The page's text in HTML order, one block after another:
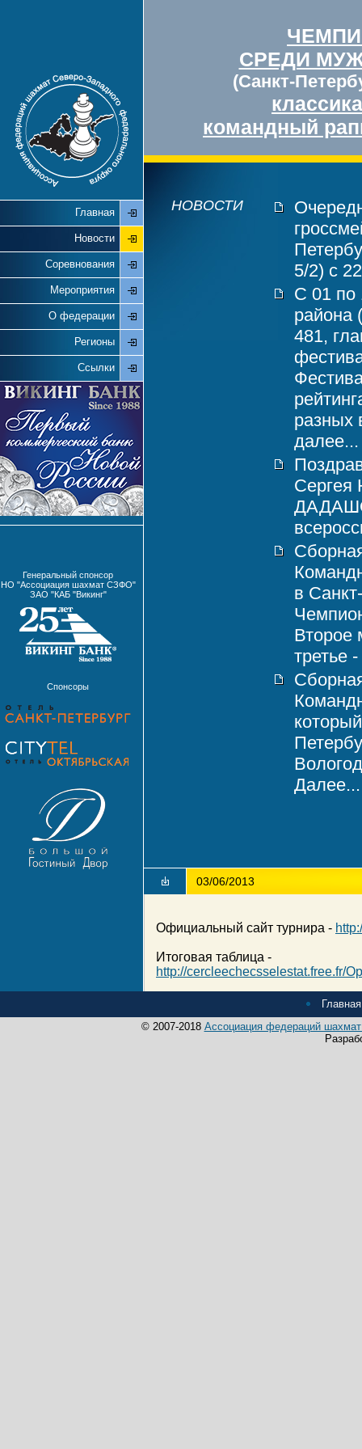
СРЕДИ
(Санкт-
классика
командный
Главная
Новости
Соревнования
Мероприятия
О федерации
Регионы
Ссылки
Генеральный спонсор
НО "Ассоциация шахмат СЗФО"
ЗАО "КАБ "Викинг"
Спонсоры
НОВОСТИ
5/2) с
С 01 по
района
481,
разных
далее...
в
Второе
третье
Далее...
03/06/2013
Официальный сайт турнира -
Итоговая таблица -
http://cercleechecsselestat.free.fr/
© 2007-2018 Ассоциация федераций